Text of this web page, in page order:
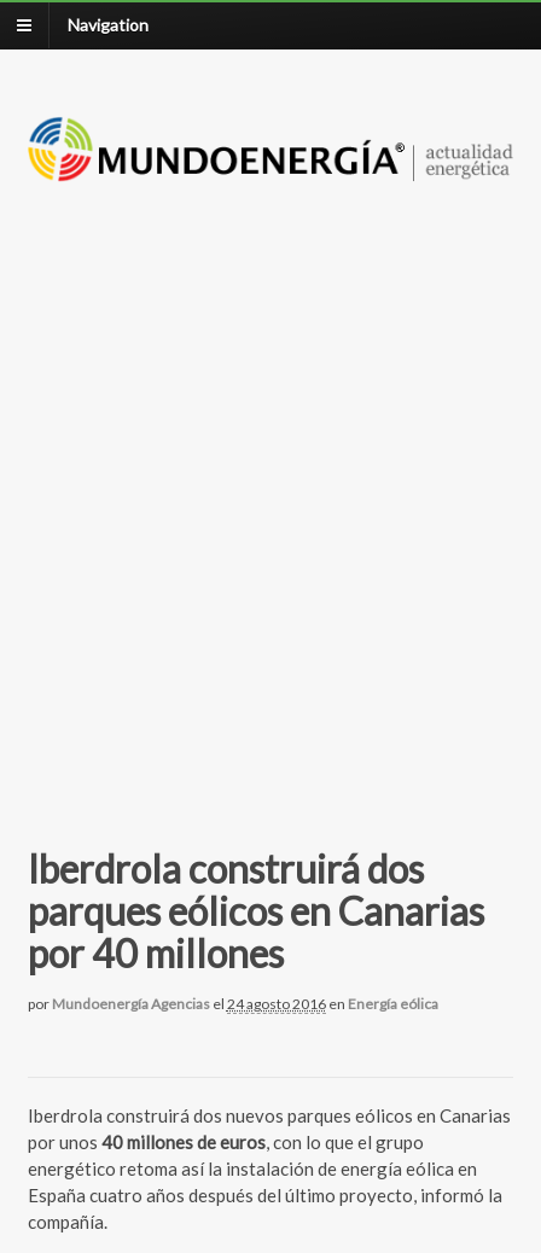
Navigation
Iberdrola construirá dos
parques eólicos en Canarias
por 40 millones
por Mundoenergía Agencias el 24 agosto 2016 en Energía eólica
Iberdrola construirá dos nuevos parques eólicos en Canarias
por unos 40 millones de euros, con lo que el grupo
energético retoma así la instalación de energía eólica en
España cuatro años después del último proyecto, informó la
compañía.